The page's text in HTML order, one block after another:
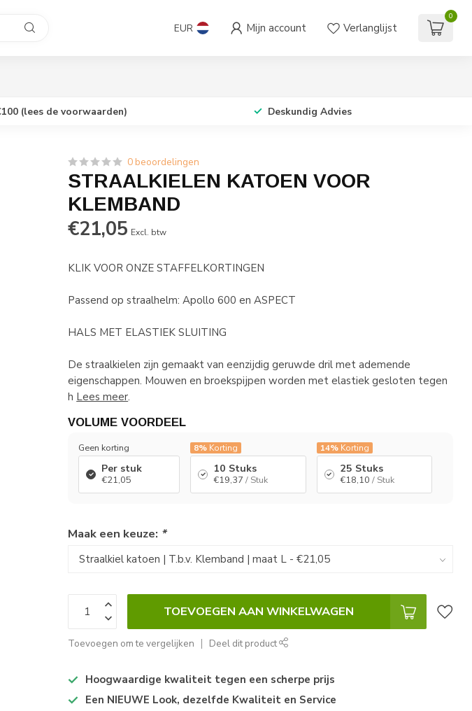
EUR Mijn account Verlanglijst
0
(lees de voorwaarden) Deskundig Advies
0 beoordelingen
STRAALKIELEN KATOEN VOOR
KLEMBAND
€21,05 Excl. btw
KLIK VOOR ONZE STAFFELKORTINGEN
Passend op straalhelm: Apollo 600 en ASPECT
HALS MET ELASTIEK SLUITING
De straalkielen zijn gemaakt van eenzijdig geruwde dril met ademende
eigenschappen. Mouwen en broekspijpen worden met elastiek gesloten tegen
h Lees meer.
VOLUME VOORDEEL
Geen korting
Per stuk
€21,05
8% Korting
10 Stuks
€19,37 / Stuk
14%Korting
25 Stuks
€18,10 / Stuk
Maak een keuze: *
TOEVOEGEN AAN WINKELWAGEN
Toevoegen om te vergelijken Deel dit product
Hoogwaardige kwaliteit tegen een scherpe prijs
Een NIEUWE Look, dezelfde Kwaliteit en Service